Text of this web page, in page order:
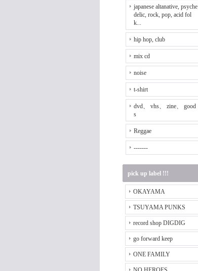
japanese altanative, psyche
delic, rock, pop, acid fol
k...
hip hop, club
mix cd
noise
t-shirt
dvd、 vhs、 zine、 good
s
Reggae
-------
pick up label !!!
OKAYAMA
TSUYAMA PUNKS
record shop DIGDIG
go forward keep
ONE FAMILY